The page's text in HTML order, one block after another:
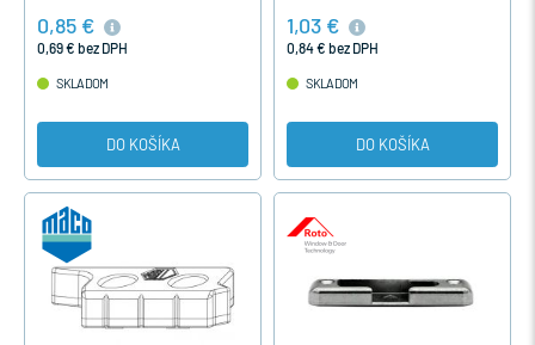
drevené okná pre hladký falc
20 mm a okná okuté s kovaním
0,85 €
0,69 € bez DPH
SKLADOM
DO KOŠÍKA
drevené okná pre hladký falc
18 mm pre okná okuté s
1,03 €
0,84 € bez DPH
SKLADOM
DO KOŠÍKA